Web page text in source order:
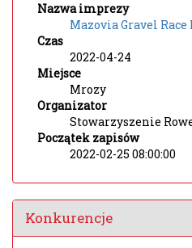
Nazwa imprezy
Mazovia Gravel
Czas
2022-04-24
Miejsce
Mrozy
Organizator
Stowarzyszenie
Początek zapisów
2022-02-25 08:00:00
Konkurencje